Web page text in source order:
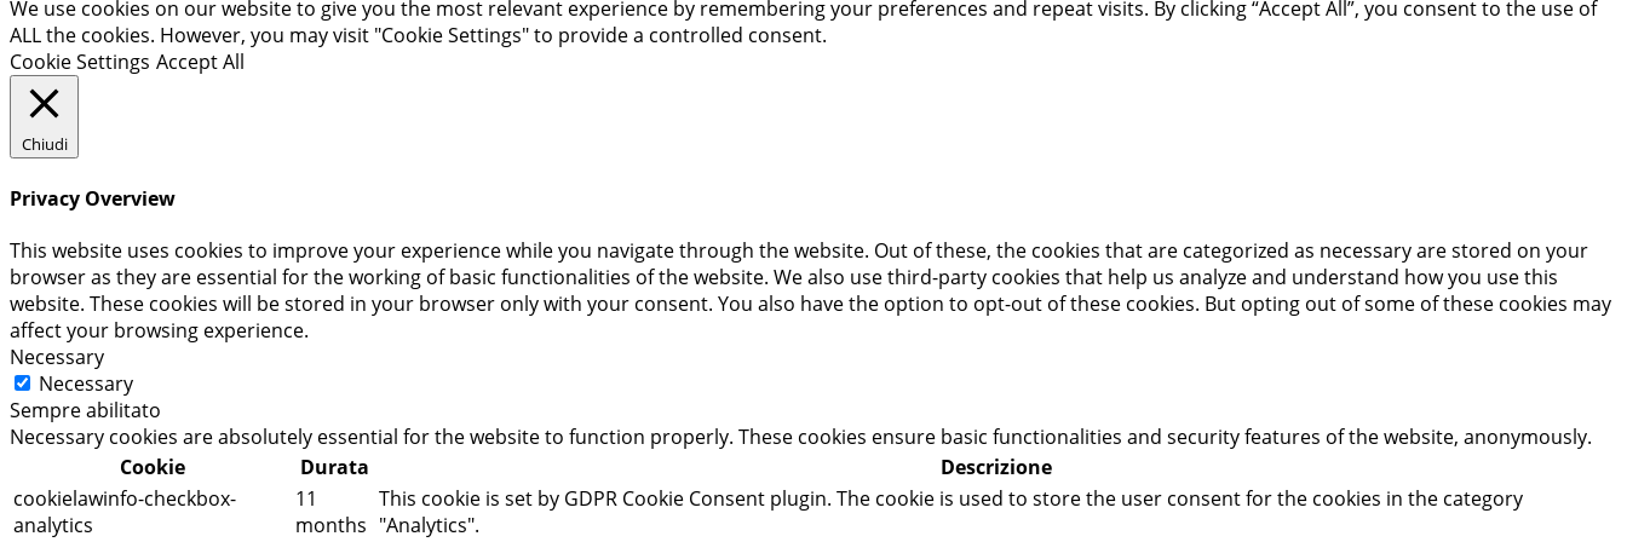
We use cookies on our website to give you the most relevant experience by remembering your preferences and repeat visits. By clicking “Accept All”, you consent to the use of
ALL the cookies. However, you may visit "Cookie Settings" to provide a controlled consent.
Cookie Settings Accept All
Chiudi
Privacy Overview
This website uses cookies to improve your experience while you navigate through the website. Out of these, the cookies that are categorized as necessary are stored on your
browser as they are essential for the working of basic functionalities of the website. We also use third-party cookies that help us analyze and understand how you use this
website. These cookies will be stored in your browser only with your consent. You also have the option to opt-out of these cookies. But opting out of some of these cookies may
affect your browsing experience.
Necessary
Necessary
Sempre abilitato
Necessary cookies are absolutely essential for the website to function properly. These cookies ensure basic functionalities and security features of the website, anonymously.
Cookie
Durata
Descrizione
cookielawinfo-checkbox-
analytics
11
months
This cookie is set by GDPR Cookie Consent plugin. The cookie is used to store the user consent for the cookies in the category
"Analytics".